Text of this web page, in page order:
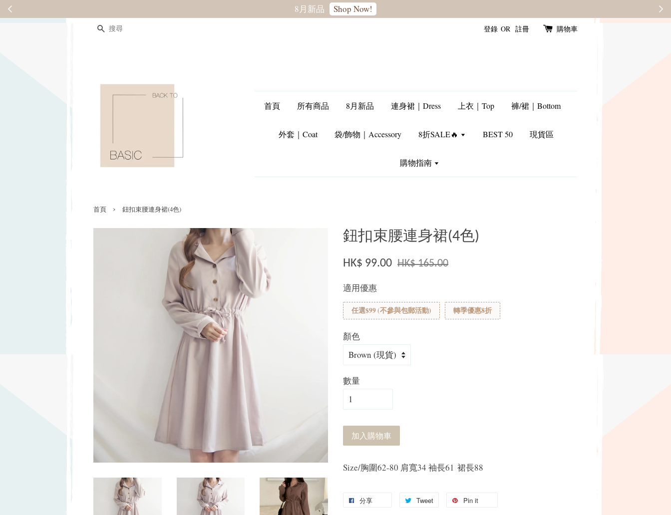
轉季優惠8折 SALE
搜尋 登錄 OR 註冊 購物車
首頁 所有商品 8月新品 連身裙｜Dress 上衣｜Top 褲/裙｜Bottom
外套｜Coat 袋/飾物｜Accessory 8折SALE🔥 BEST 50 現貨區
購物指南
首頁 › 鈕扣束腰連身裙(4色)
鈕扣束腰連身裙(4色)
HK$ 99.00 HK$ 165.00
適用優惠
任選$99 (不參與包郵活動) 轉季優惠8折
顏色
數量
加入購物車
Size/胸圍62-80 肩寬34 袖長61 裙長88
分享 Tweet Pin it